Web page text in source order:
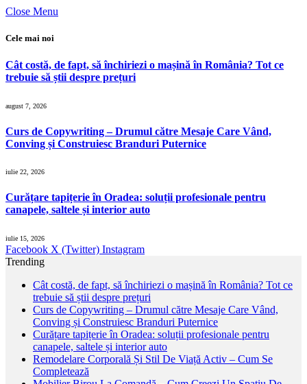
Close Menu
Cele mai noi
Cât costă, de fapt, să închiriezi o mașină în România? Tot ce
trebuie să știi despre prețuri
august 7, 2026
Curs de Copywriting – Drumul către Mesaje Care Vând,
Conving și Construiesc Branduri Puternice
iulie 22, 2026
Curățare tapițerie în Oradea: soluții profesionale pentru
canapele, saltele și interior auto
iulie 15, 2026
Facebook X (Twitter) Instagram
Trending
Cât costă, de fapt, să închiriezi o mașină în România? Tot ce
trebuie să știi despre prețuri
Curs de Copywriting – Drumul către Mesaje Care Vând,
Conving și Construiesc Branduri Puternice
Curățare tapițerie în Oradea: soluții profesionale pentru
canapele, saltele și interior auto
Remodelare Corporală Și Stil De Viață Activ – Cum Se
Completează